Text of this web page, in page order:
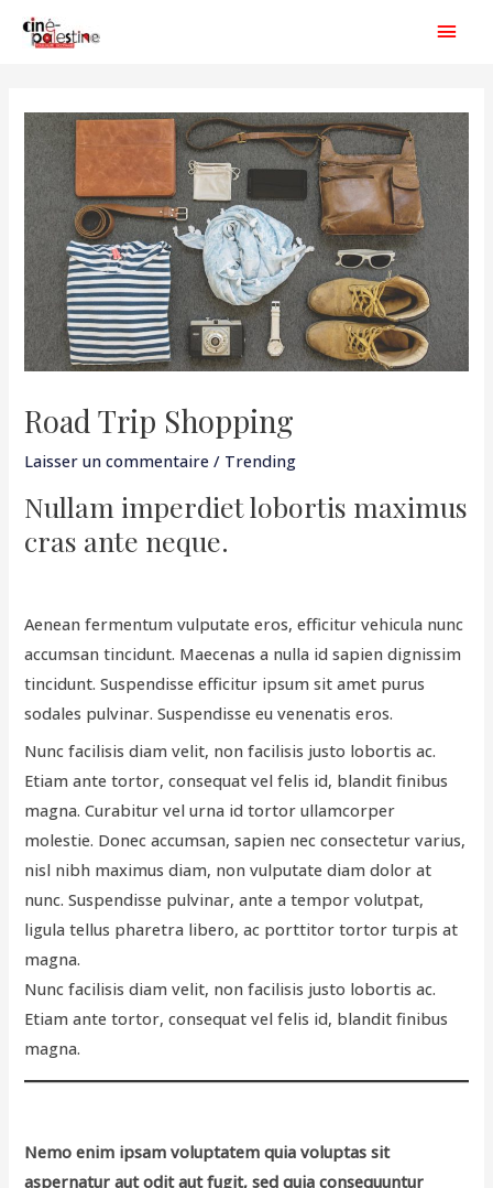
Aller
Road Trip Shopping
Laisser un commentaire / Trending
Nullam imperdiet lobortis maximus
cras ante neque.
Aenean fermentum vulputate eros, efficitur vehicula nunc
accumsan tincidunt. Maecenas a nulla id sapien dignissim
tincidunt. Suspendisse efficitur ipsum sit amet purus
sodales pulvinar. Suspendisse eu venenatis eros.
Nunc facilisis diam velit, non facilisis justo lobortis ac.
Etiam ante tortor, consequat vel felis id, blandit finibus
magna. Curabitur vel urna id tortor ullamcorper
molestie. Donec accumsan, sapien nec consectetur varius,
nisl nibh maximus diam, non vulputate diam dolor at
nunc. Suspendisse pulvinar, ante a tempor volutpat,
ligula tellus pharetra libero, ac porttitor tortor turpis at
magna.
Nunc facilisis diam velit, non facilisis justo lobortis ac.
Etiam ante tortor, consequat vel felis id, blandit finibus
magna.
Nemo enim ipsam voluptatem quia voluptas sit
aspernatur aut odit aut fugit, sed quia consequuntur
de
l’article